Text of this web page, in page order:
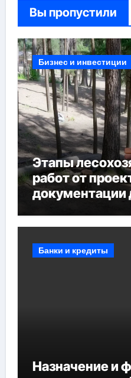
Вы пропустили
Бизнес и инвестиции
Этапы
работ от
документации
мероприятий и
Банки и кредиты
Назначение и